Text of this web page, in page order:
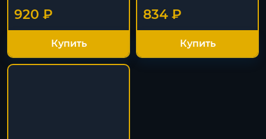
920 ₽
Купить
834 ₽
Купить